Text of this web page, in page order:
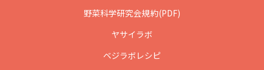
野菜科学研究会規約(PDF)
ヤサイラボ
ベジラボレシピ